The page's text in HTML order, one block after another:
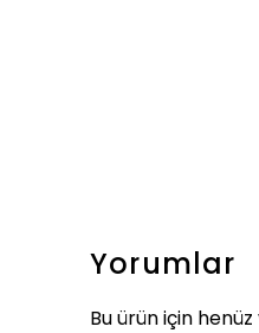
Yorumlar
Bu ürün için